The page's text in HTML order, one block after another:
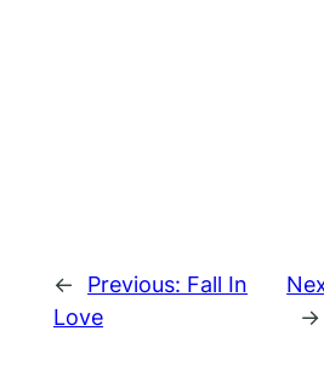
← Previous: Fall In
Love
→